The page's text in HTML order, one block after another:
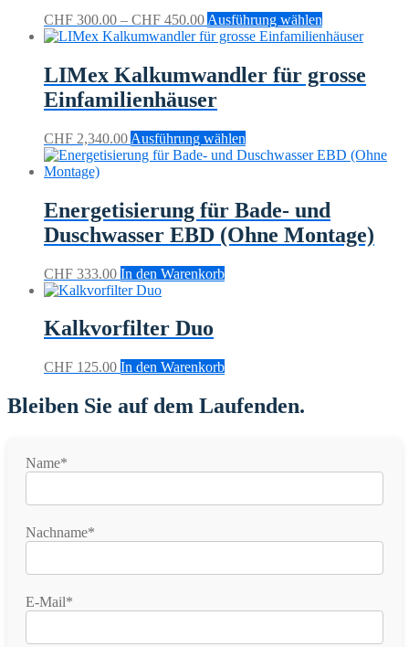
CHF 300.00 – CHF 450.00Preisspanne:
CHF 300.00
CHF 450.00
Ausführung wählen
Produkt
Varianten
können
auf
Produktseite
gewählt
werden
LIMex Kalkumwandler für grosse
Einfamilienhäuser
CHF 2,340.00 Ausführung wählen
Produkt
Varianten
auf.
Die
Energetisierung für Bade- und
Duschwasser EBD (Ohne Montage)
CHF 333.00 In den Warenkorb
Kalkvorfilter Duo
CHF 125.00 In den Warenkorb
Bleiben Sie auf dem Laufenden.
Name*
Nachname*
E-Mail*